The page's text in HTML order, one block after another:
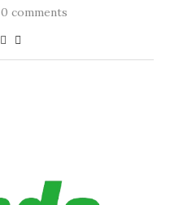
0 comments